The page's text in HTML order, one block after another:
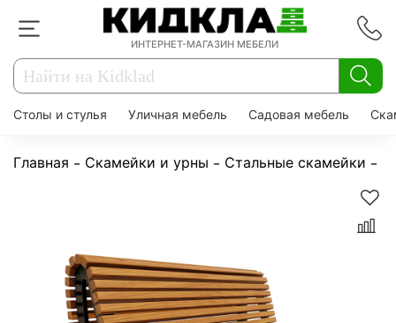
ИНТЕРНЕТ-МАГАЗИН МЕБЕЛИ
Столы и стулья Уличная мебель Садовая мебель
Главная Скамейки и урны Стальные скамейки